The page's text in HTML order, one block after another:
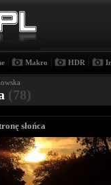
Makro HDR
(78)
słońca